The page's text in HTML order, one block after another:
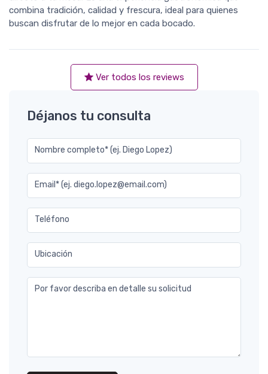
combina tradición, calidad y frescura, ideal para quienes
buscan disfrutar de lo mejor en cada bocado.
Ver todos los reviews
Déjanos tu consulta
Nombre completo* (ej. Diego Lopez)
Email* (ej. diego.lopez@email.com)
Teléfono
Ubicación
Por favor describa en detalle su solicitud